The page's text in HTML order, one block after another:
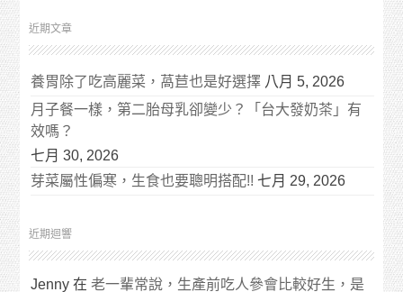
近期文章
養胃除了吃高麗菜，萵苣也是好選擇 八月 5, 2026
月子餐一樣，第二胎母乳卻變少？「台大發奶茶」有
效嗎？
七月 30, 2026
芽菜屬性偏寒，生食也要聰明搭配!! 七月 29, 2026
近期迴響
Jenny 在老一輩常說，生產前吃人參會比較好生，是